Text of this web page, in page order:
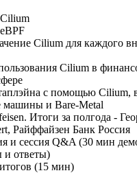
Cilium для каждого
Cilium в
с помощью Cilium,
машины и Bare-Metal
Итоги за полгода -
Райффайзен Банк Россия
и сессия Q&A (30 мин
и ответы)
(15 мин)